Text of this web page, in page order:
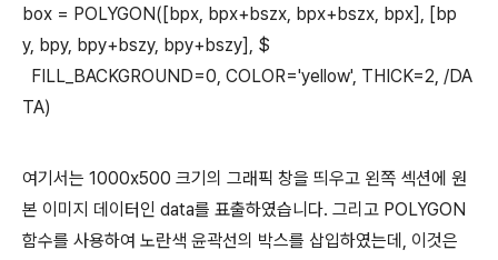
box = POLYGON([bpx, bpx+bszx, bpx+bszx, bpx], [bp
y, bpy, bpy+bszy, bpy+bszy], $
FILL_BACKGROUND=0, COLOR='yellow', THICK=2, /DA
TA)
여기서는 1000x500 크기의 그래픽 창을 띄우고 왼쪽 섹션에 원
본 이미지 데이터인 data를 표출하였습니다. 그리고 POLYGON
함수를 사용하여 노란색 윤곽선의 박스를 삽입하였는데, 이것은